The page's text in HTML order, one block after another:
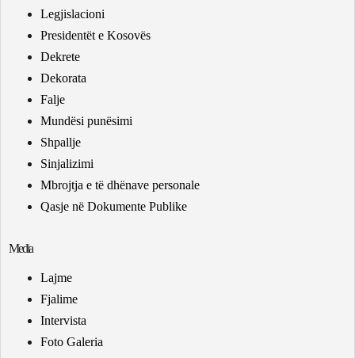
Legjislacioni
Presidentët e Kosovës
Dekrete
Dekorata
Falje
Mundësi punësimi
Shpallje
Sinjalizimi
Mbrojtja e të dhënave personale
Qasje në Dokumente Publike
Media
Lajme
Fjalime
Intervista
Foto Galeria